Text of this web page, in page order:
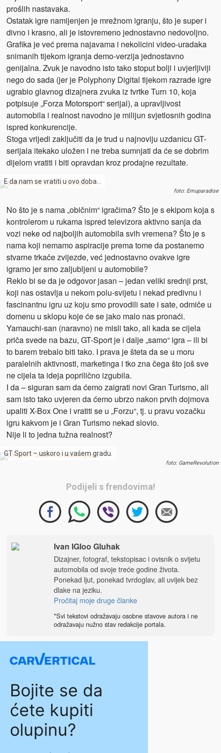
prošlih nastavaka.
Ostatak igre namijenjen je mrežnom igranju, što je super i
divno i krasno, ali je istovremeno jednostavno nedovoljno.
Grafika je već prema najavama i nekolicini video-uradaka
snimanih tijekom igranja demo-verzija jednostavno
genijalna. Zvuk je navodno isto tako stoput bolji i uvjerljiviji
nego do sada (jer je Polyphony Digital tijekom razrade igre
ugrabio glavnog dizajnera zvuka iz tvrtke Turn 10, koja
potpisuje „Forza Motorsport“ serijal), a upravljivost
automobila i realnost navodno je milijun svjetlosnih godina
ispred konkurencije.
Stoga vrijedi zaključiti da je trud u najnoviju uzdanicu GT-
serijala itekako uložen i ne treba sumnjati da će se dobrim
dijelom vratiti i biti opravdan kroz prodajne rezultate.
E da nam se vratiti u ovo doba…
foto: Emuparadise
No što je s nama „običnim“ igračima? Što je s ekipom koja s
kontrolerom u rukama ispred televizora aktivno sanja da
vozi neke od najboljih automobila svih vremena? Što je s
nama koji nemamo aspiracije prema tome da postanemo
stvarne trkače zvijezde, već jednostavno ovakve igre
igramo jer smo zaljubljeni u automobile?
Reklo bi se da je odgovor jasan – jedan veliki srednji prst,
koji nas ostavlja u nekom polu-svijetu i nekad predivnu i
fascinantnu igru uz koju smo provodili sate i sate, odmiče u
domenu u sklopu koje će se jako malo nas pronaći.
Yamauchi-san (naravno) ne misli tako, ali kada se cijela
priča svede na bazu, GT-Sport je i dalje „samo“ igra – ili bi
to barem trebalo biti tako. I prava je šteta da se u moru
paralelnih aktivnosti, marketinga i tko zna čega što još sve
ne cijela ta ideja poprilično izgubila.
I da – siguran sam da ćemo zaigrati novi Gran Turismo, ali
sam isto tako uvjeren da ćemo ubrzo nakon prvih dojmova
upaliti X-Box One i vratiti se u „Forzu“, tj. u pravu vozačku
igru kakvom je i Gran Turismo nekad slovio.
Nije li to jedna tužna realnost?
GT Sport – uskoro i u vašem gradu.
foto: GameRevolution
Podijeli s frendovima!
Ivan IGloo Gluhak
Dizajner, fotograf, tekstopisac i ovisnik o svijetu
automobila od svoje treće godine života.
Ponekad ljut, ponekad tvrdoglav, ali uvijek bez
dlake na jeziku.
Pročitaj moje druge članke
*Svi tekstovi odražavaju osobne stavove autora i ne
odražavaju nužno stav redakcije portala.